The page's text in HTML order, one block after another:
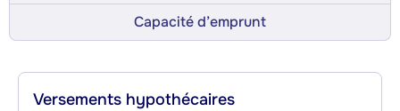
Capacité d’emprunt
Versements hypothécaires